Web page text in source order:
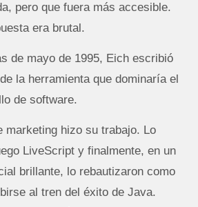
pero que fuera más accesible.
era brutal.
de mayo de 1995, Eich escribió
la herramienta que dominaría el
de software.
marketing hizo su trabajo. Lo
LiveScript y finalmente, en un
brillante, lo rebautizaron como
al tren del éxito de Java.